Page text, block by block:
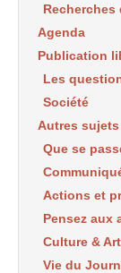
Recherches
Agenda
Publication
Les
Société
Autres sujets
Que se
Actions et
Pensez aux
Culture &
Vie du